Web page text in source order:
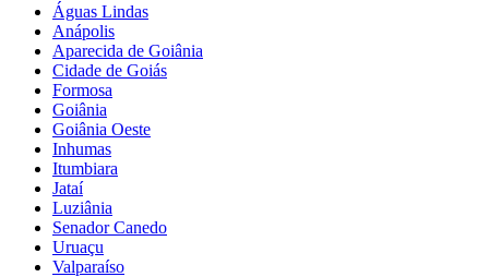
Águas Lindas
Anápolis
Aparecida de Goiânia
Cidade de Goiás
Formosa
Goiânia
Goiânia Oeste
Inhumas
Itumbiara
Jataí
Luziânia
Senador Canedo
Uruaçu
Valparaíso